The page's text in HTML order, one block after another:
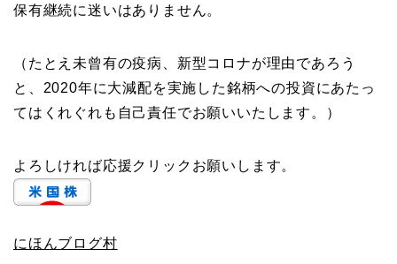
保有継続に迷いはありません。
（たとえ未曾有の疫病、新型コロナが理由であろう
と、2020年に大減配を実施した銘柄への投資にあたっ
てはくれぐれも自己責任でお願いいたします。）
よろしければ応援クリックお願いします。
にほんブログ村